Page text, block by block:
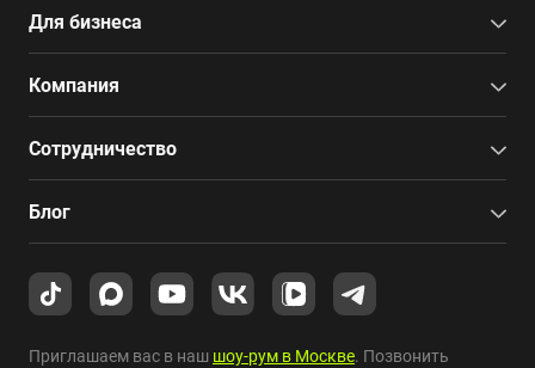
Для бизнеса
Компания
Сотрудничество
Блог
Приглашаем вас в наш шоу-рум в Москве. Позвонить